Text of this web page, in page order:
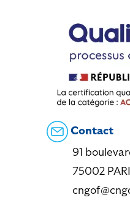
Contact
91
75002